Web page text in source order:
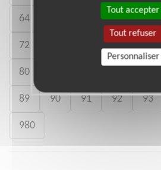
64 67 68
72 75 76
80
89 90 91 92 93
980
Tout accepter
Tout refuser
Personnaliser